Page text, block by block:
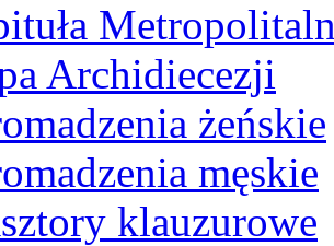
Archidiecezji
żeńskie
męskie
klauzurowe